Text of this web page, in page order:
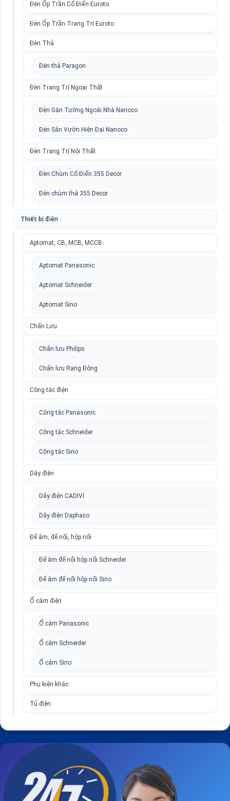
Đèn Ốp Trần Cổ Điển Euroto
Đèn Ốp Trần Trang Trí Euroto
Đèn Thả
Đèn thả Paragon
Đèn Trang Trí Ngoại Thất
Đèn Gắn Tường Ngoài Nhà Nanoco
Đèn Sân Vườn Hiện Đại Nanoco
Đèn Trang Trí Nội Thất
Đèn Chùm Cổ Điển 355 Decor
Đèn chùm thả 355 Decor
Thiết bị điện
Aptomat, CB, MCB, MCCB
Aptomat Panasonic
Aptomat Schneider
Aptomat Sino
Chấn Lưu
Chấn lưu Philips
Chấn lưu Rạng Đông
Công tắc điện
Công tắc Panasonic
Công tắc Schneider
Công tắc Sino
Dây điện
Dây điện CADIVI
Dây điện Daphaco
Đế âm, đế nổi, hộp nổi
Đế âm đế nổi hộp nổi Schneider
Đế âm đế nổi hộp nổi Sino
Ổ cắm điện
Ổ cắm Panasonic
Ổ cắm Schneider
Ổ cắm Sino
Phụ kiện khác
Tủ điện